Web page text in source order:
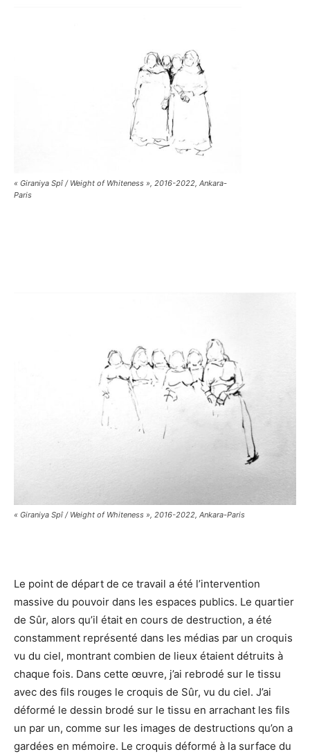
« Giraniya Spî / Weight of Whiteness », 2016-2022, Ankara-
Paris
« Giraniya Spî / Weight of Whiteness », 2016-2022, Ankara-Paris
Le point de départ de ce travail a été l’intervention
massive du pouvoir dans les espaces publics. Le quartier
de Sûr, alors qu’il était en cours de destruction, a été
constamment représenté dans les médias par un croquis
vu du ciel, montrant combien de lieux étaient détruits à
chaque fois. Dans cette œuvre, j’ai rebrodé sur le tissu
avec des fils rouges le croquis de Sûr, vu du ciel. J’ai
déformé le dessin brodé sur le tissu en arrachant les fils
un par un, comme sur les images de destructions qu’on a
gardées en mémoire. Le croquis déformé à la surface du